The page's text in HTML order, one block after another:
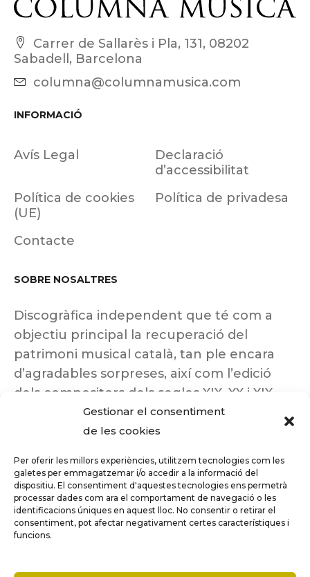
Gestionar el consentiment
de les cookies
Per oferir les millors experiències, utilitzem tecnologies com les
galetes per emmagatzemar i/o accedir a la informació del
dispositiu. El consentiment d'aquestes tecnologies ens permetrà
processar dades com ara el comportament de navegació o les
identificacions úniques en aquest lloc. No consentir o retirar el
consentiment, pot afectar negativament certes característiques i
funcions.
Carrer de Sallarès i Pla, 131, 08202
Sabadell, Barcelona
columna@columnamusica.com
INFORMACIÓ
Avís Legal
Declaració
d’accessibilitat
Política de cookies
(UE)
Política de privadesa
Contacte
SOBRE NOSALTRES
Discogràfica independent que té com a
objectiu principal la recuperació del
patrimoni musical català, tan ple encara
d’agradables sorpreses, així com l’edició
dels compositors dels segles XIX, XX i XIX
insuficientment coneguts.
Tots els drets reservats a ©Columna
Música.